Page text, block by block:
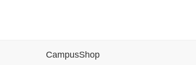
CampusShop